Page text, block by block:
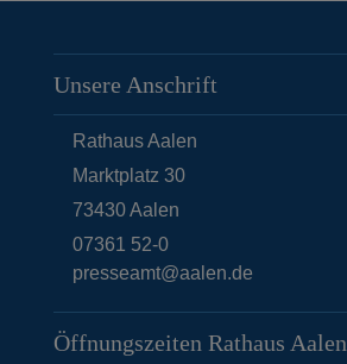
Unsere Anschrift
Rathaus Aalen
Marktplatz 30
73430Aalen
07361 52-0
presseamt@aalen.de
Öffnungszeiten Rathaus Aalen